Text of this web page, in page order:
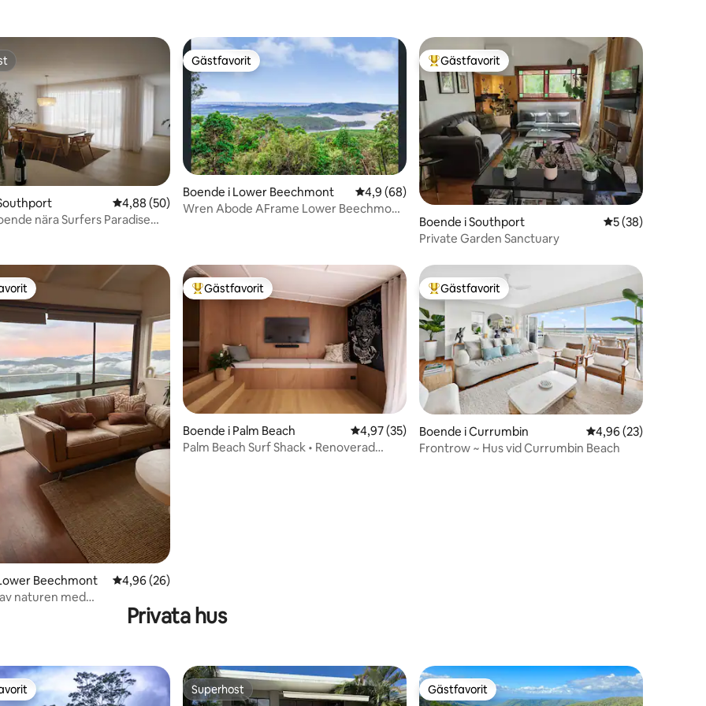
betyg, 29 omdömen
4,88 av 5 i genomsnittligt betyg, 50 omdömen
4,88 (50)
nära Surfers Paradise
Gästfavorit
Gästfavorit
Boende i Lower Beechmont 4,9 av 5 i genomsnittligt betyg, 68 omdömen
4,9 (68)
Wren Abode AFrame Lower Beechmont
Populär gästfavorit
Gästfavorit
Boende i Southport 5 av 5 i
5 (38)
Private Garden Sanctuary
betyg, 92 omdömen
Beechmont 4,96 av 5 i genomsnittligt betyg, 26 omdömen
4,96 (26)
naturen med
Populär gästfavorit
Gästfavorit
Boende i Palm Beach 4,97 av 5 i genomsnittligt betyg, 35 omdömen
4,97 (35)
Palm Beach Surf Shack • Renoverad
Populär gästfavorit
Gästfavorit
Boende i Currumbin 4,96 av 5 i
4,96 (23)
Frontrow ~ Hus vid Currumbin Beach
Privata hus
Superhost
Superhost Gästfavorit
Gästfavorit